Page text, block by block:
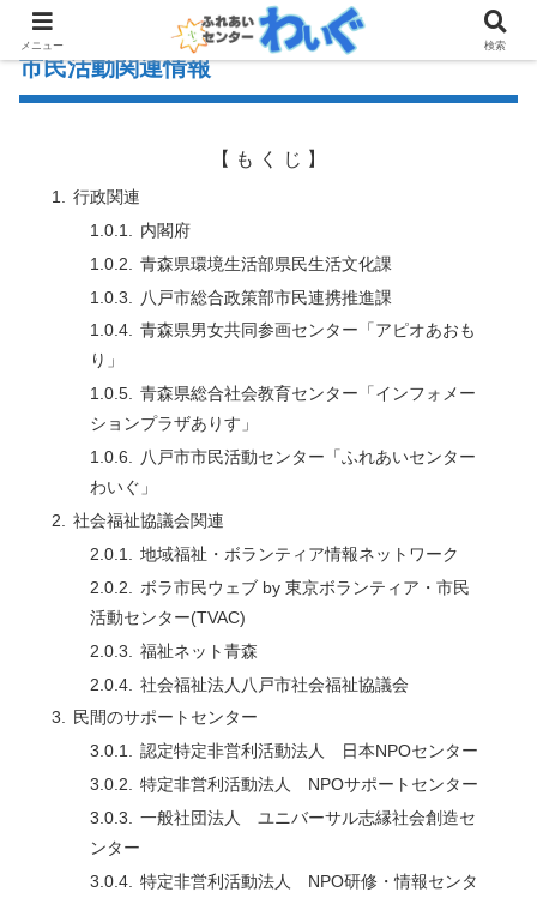
市民活動関連情報
【 も く じ 】
行政関連
内閣府
青森県環境生活部県民生活文化課
八戸市総合政策部市民連携推進課
青森県男女共同参画センター「アピオあおも
り」
青森県総合社会教育センター「インフォメー
ションプラザありす」
八戸市市民活動センター「ふれあいセンター
わいぐ」
社会福祉協議会関連
地域福祉・ボランティア情報ネットワーク
ボラ市民ウェブ by 東京ボランティア・市民
活動センター(TVAC)
福祉ネット青森
社会福祉法人八戸市社会福祉協議会
民間のサポートセンター
認定特定非営利活動法人 日本NPOセンター
特定非営利活動法人 NPOサポートセンター
一般社団法人 ユニバーサル志縁社会創造セ
ンター
特定非営利活動法人 NPO研修・情報センタ
メニュー 検索